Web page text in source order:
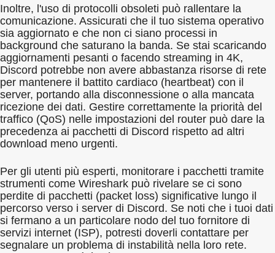
Inoltre, l'uso di protocolli obsoleti può rallentare la
comunicazione. Assicurati che il tuo sistema operativo
sia aggiornato e che non ci siano processi in
background che saturano la banda. Se stai scaricando
aggiornamenti pesanti o facendo streaming in 4K,
Discord potrebbe non avere abbastanza risorse di rete
per mantenere il battito cardiaco (heartbeat) con il
server, portando alla disconnessione o alla mancata
ricezione dei dati. Gestire correttamente la priorità del
traffico (QoS) nelle impostazioni del router può dare la
precedenza ai pacchetti di Discord rispetto ad altri
download meno urgenti.
Per gli utenti più esperti, monitorare i pacchetti tramite
strumenti come Wireshark può rivelare se ci sono
perdite di pacchetti (packet loss) significative lungo il
percorso verso i server di Discord. Se noti che i tuoi dati
si fermano a un particolare nodo del tuo fornitore di
servizi internet (ISP), potresti doverli contattare per
segnalare un problema di instabilità nella loro rete.